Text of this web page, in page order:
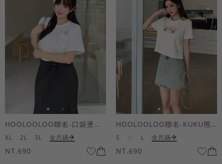
HOOLOOLOO聯名-口袋燙金KUKU熊短袖上衣
XL 2L 3L 全尺碼
NT.690
HOOLOOLOO聯名-KUKU熊蝴蝶結短袖上衣
S L 全尺碼
NT.690